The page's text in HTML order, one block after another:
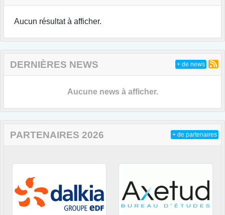
Aucun résultat à afficher.
DERNIÈRES NEWS
Aucune news à afficher.
+ de news
PARTENAIRES 2026 + de partenaires